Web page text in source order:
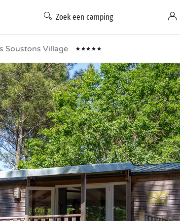
Zoek een camping
Soustons Village